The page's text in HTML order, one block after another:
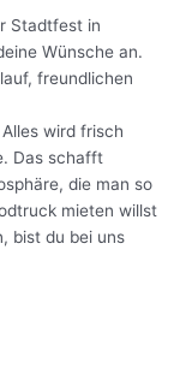
Stadtfest in
Wünsche an.
freundlichen
wird frisch
Das schafft
die man so
mieten willst
bist du bei uns